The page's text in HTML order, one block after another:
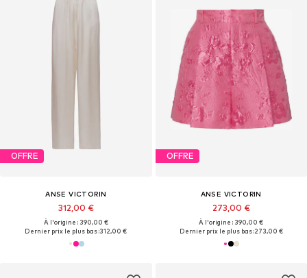
OFFRE
ANSE VICTORIN
312,00 €
À l'origine : 390,00 €
Dernier prix le plus bas :312,00 €
OFFRE
ANSE VICTORIN
273,00 €
À l'origine : 390,00 €
Dernier prix le plus bas :273,00 €